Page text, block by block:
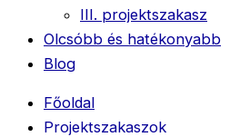
III. projektszakasz
Olcsóbb és hatékonyabb
Blog
Főoldal
Projektszakaszok